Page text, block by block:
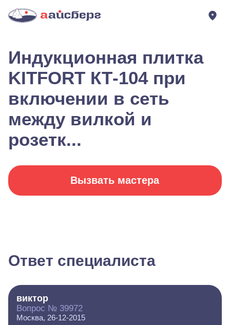
Индукционная плитка
KITFORT КТ-104 при
включении в сеть
между вилкой и
розетк...
Вызвать мастера
Ответ специалиста
виктор
Вопрос № 39972
Москва, 26-12-2015